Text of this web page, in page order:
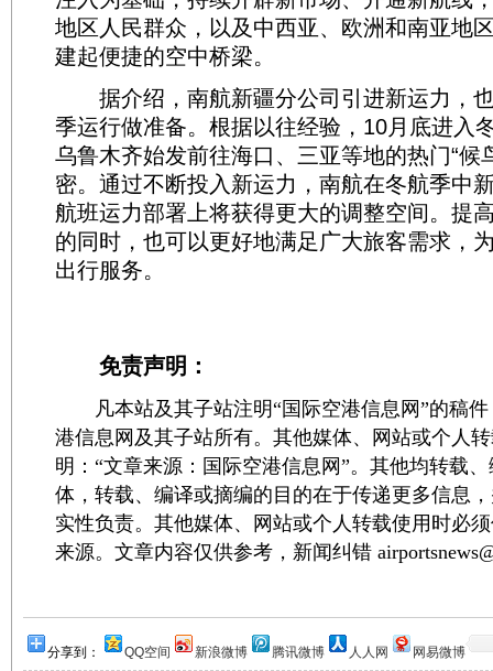
地区人民群众，以及中西亚、欧洲和南亚地
建起便捷的空中桥梁。
据介绍，南航新疆分公司引进新运力，
季运行做准备。根据以往经验，10月底进入
乌鲁木齐始发前往海口、三亚等地的热门“候
密。通过不断投入新运力，南航在冬航季中
航班运力部署上将获得更大的调整空间。提
的同时，也可以更好地满足广大旅客需求，
出行服务。
免责声明：
凡本站及其子站注明“国际空港信息网”的稿件
港信息网及其子站所有。其他媒体、网站或个人
明：“文章来源：国际空港信息网”。其他均转载
体，转载、编译或摘编的目的在于传递更多信息
实性负责。其他媒体、网站或个人转载使用时必
来源。文章内容仅供参考，新闻纠错
分享到： QQ空间 新浪微博 腾讯微博 人人网 网易微博